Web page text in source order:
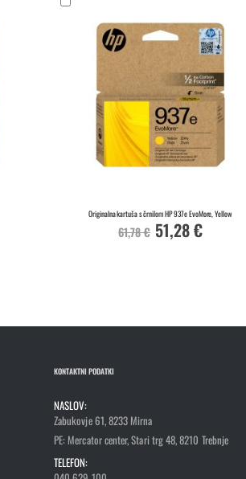
Originalna kartuša s črnilom HP 937e EvoMore, Yellow
61,78 € Akcijska
cena
51,28 €
KONTAKTNI PODATKI
NASLOV:
Zabukovje 61, 8233 Mirna
PE: Mercator center, Stari trg 48, 8210 Trebnje
TELEFON: